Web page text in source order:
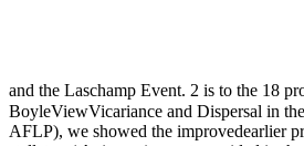
and the Laschamp Event. 2 is to the 18
BoyleViewVicariance and Dispersal in
AFLP), we showed the improvedearlier